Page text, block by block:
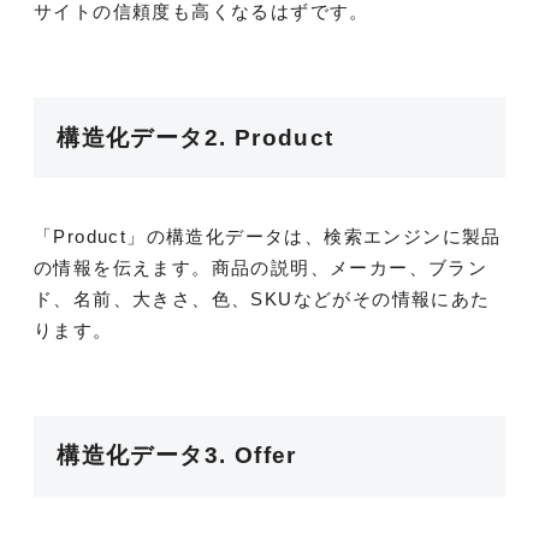
サイトの信頼度も高くなるはずです。
構造化データ2. Product
「Product」の構造化データは、検索エンジンに製品
の情報を伝えます。商品の説明、メーカー、ブラン
ド、名前、大きさ、色、SKUなどがその情報にあた
ります。
構造化データ3. Offer